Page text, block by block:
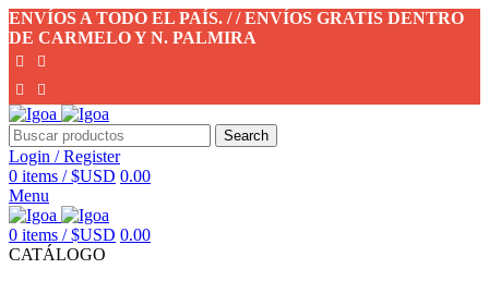
ENVÍOS A TODO EL PAÍS. / / ENVÍOS GRATIS DENTRO
DE CARMELO Y N. PALMIRA
Search
Login / Register
0 items / $USD 0.00
Menu
0 items / $USD 0.00
CATÁLOGO